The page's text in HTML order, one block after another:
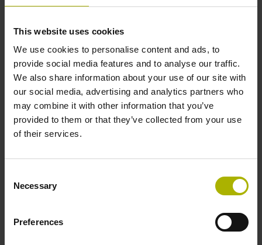
This website uses cookies
We use cookies to personalise content and ads, to
provide social media features and to analyse our traffic.
We also share information about your use of our site with
our social media, advertising and analytics partners who
may combine it with other information that you’ve
provided to them or that they’ve collected from your use
of their services.
Selection
Necessary
Preferences
Datenschnittstelle
Mit03-4 Mitsubishi high speed interface Generation 2 with
two pair transmission
Spannungsversorgung
3,6 V ... 14 V
Elektrischer Anschluss